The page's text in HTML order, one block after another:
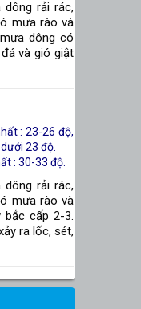
dông rải rác,
mưa rào và
dông có
và gió giật
: 23-26 độ,
23 độ.
: 30-33 độ.
dông rải rác,
mưa rào và
bắc cấp 2-3.
ra lốc, sét,
Huế